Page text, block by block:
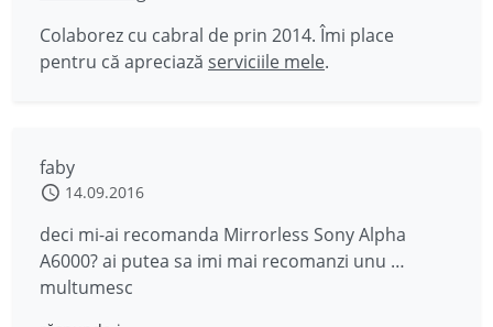
Colaborez cu cabral de prin 2014. Îmi place
pentru că apreciază serviciile mele.
faby
14.09.2016
deci mi-ai recomanda Mirrorless Sony Alpha
A6000? ai putea sa imi mai recomanzi unu …
multumesc